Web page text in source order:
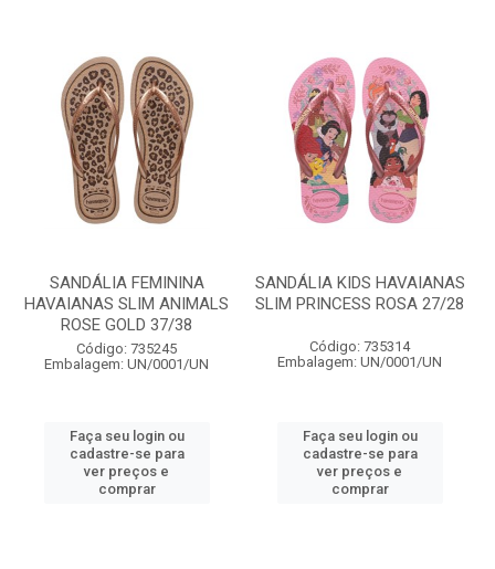
SANDÁLIA FEMININA
HAVAIANAS SLIM ANIMALS
ROSE GOLD 37/38
Código: 735245
Embalagem: UN/0001/UN
Faça seu login ou
cadastre-se para
ver preços e
comprar
SANDÁLIA KIDS HAVAIANAS
SLIM PRINCESS ROSA 27/28
Código: 735314
Embalagem: UN/0001/UN
Faça seu login ou
cadastre-se para
ver preços e
comprar